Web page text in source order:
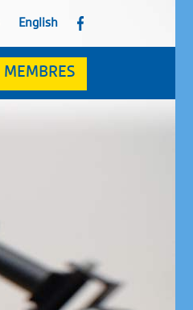
English F
MEMBRES